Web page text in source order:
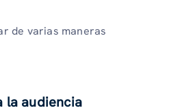
de varias maneras
la audiencia